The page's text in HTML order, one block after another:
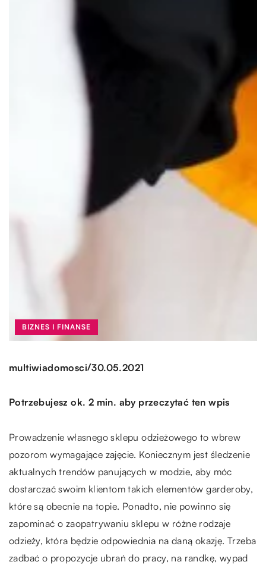
BIZNES I FINANSE
multiwiadomosci/30.05.2021
Potrzebujesz ok. 2 min. aby przeczytać ten wpis
Prowadzenie własnego sklepu odzieżowego to wbrew
pozorom wymagające zajęcie. Koniecznym jest śledzenie
aktualnych trendów panujących w modzie, aby móc
dostarczać swoim klientom takich elementów garderoby,
które są obecnie na topie. Ponadto, nie powinno się
zapominać o zaopatrywaniu sklepu w różne rodzaje
odzieży, która będzie odpowiednia na daną okazję. Trzeba
zadbać o propozycje ubrań do pracy, na randkę, wypad